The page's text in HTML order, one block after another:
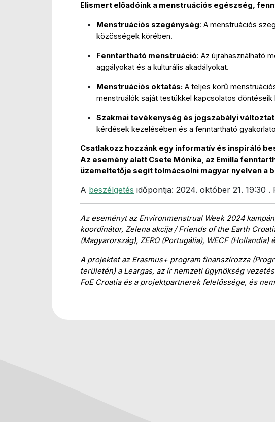
Elismert előadóink a menstruációs egészség,
Menstruációs szegénység: A menstruációs
közösségek körében.
Fenntartható menstruáció: Az újrahasználható
aggályokat és a kulturális akadályokat.
Menstruációs oktatás: A teljes körű
menstruálók saját testükkel kapcsolatos döntéseik
Szakmai tevékenység és jogszabályi
kérdések kezelésében és a fenntartható
Csatlakozz hozzánk egy informatív és inspiráló
Az esemény alatt Csete Mónika, az Emilla
üzemeltetője segít tolmácsolni magyar nyelven a
A beszélgetés időpontja: 2024. október 21. 19:30 .
Az eseményt az Environmenstrual Week 2024
koordinátor, Zelena akcija / Friends of the Earth
(Magyarország), ZERO (Portugália), WECF
A projektet az Erasmus+ program finanszírozza
területén) a Leargas, az ír nemzeti ügynökség
FoE Croatia és a projektpartnerek felelőssége, és